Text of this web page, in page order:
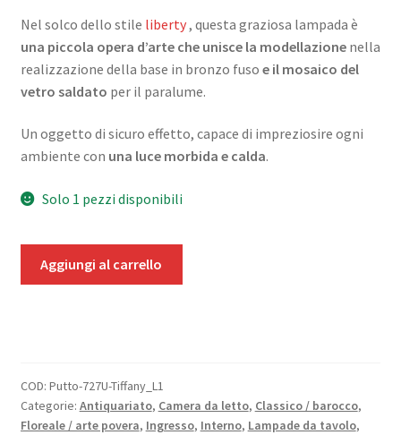
Nel solco dello stile liberty, questa graziosa lampada è
una piccola opera d’arte che unisce la modellazionenella
realizzazione della base in bronzo fuso e il mosaico del
vetro saldato per il paralume.
Un oggetto di sicuro effetto, capace di impreziosire ogni
ambiente con una luce morbida e calda.
Solo 1 pezzi disponibili
727U-
Aggiungi al carrello
COD: Putto-727U-Tiffany_L1
Categorie: Antiquariato, Camera da letto, Classico / barocco,
Floreale / arte povera, Ingresso, Interno, Lampade da tavolo,